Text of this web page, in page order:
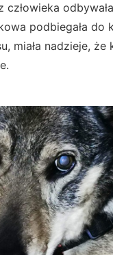
człowieka
podbiegała do
miała nadzieje, że